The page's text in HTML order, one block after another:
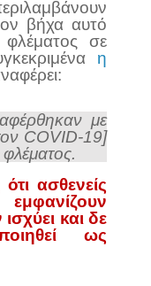
βήχα αυτό
φλέματος σε
η
με
COVID-19]
ασθενείς
και δε
ως